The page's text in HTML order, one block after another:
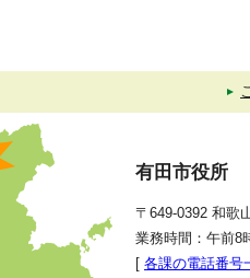
有田市役所
〒649-0392 和歌
業務時間：午前8
[ 各課の電話番号